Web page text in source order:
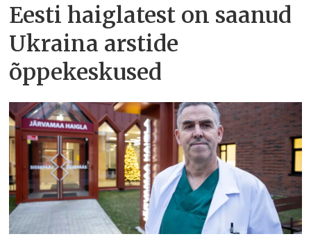
Eesti haiglatest on saanud
Ukraina arstide
õppekeskused